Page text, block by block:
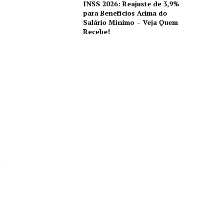
INSS 2026: Reajuste de 3,9%
para Benefícios Acima do
Salário Mínimo – Veja Quem
Recebe!